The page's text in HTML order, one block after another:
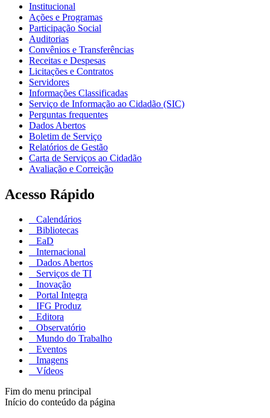
Institucional
Ações e Programas
Participação Social
Auditorias
Convênios e Transferências
Receitas e Despesas
Licitações e Contratos
Servidores
Informações Classificadas
Serviço de Informação ao Cidadão (SIC)
Perguntas frequentes
Dados Abertos
Boletim de Serviço
Relatórios de Gestão
Carta de Serviços ao Cidadão
Avaliação e Correição
Acesso Rápido
Calendários
Bibliotecas
EaD
Internacional
Dados Abertos
Serviços de TI
Inovação
Portal Integra
IFG Produz
Editora
Observatório
Mundo do Trabalho
Eventos
Imagens
Vídeos
Fim do menu principal
Início do conteúdo da página